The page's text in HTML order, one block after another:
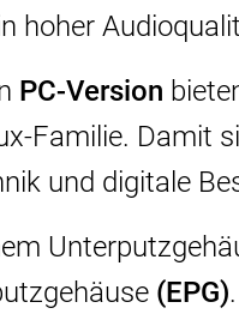
hoher
PC-Version
Familie. Damit
und digitale
(EPG)